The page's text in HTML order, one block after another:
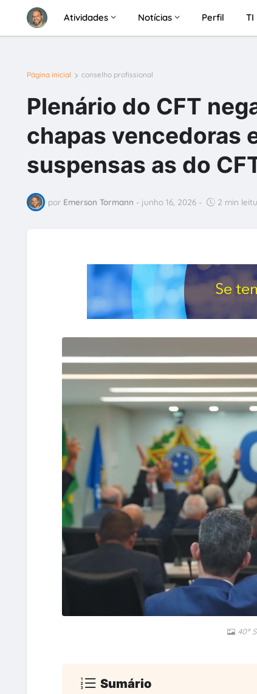
Atividades Notícias Perfil TI
Página inicial conselho profissional
Plenário do CFT
chapas vencedoras
suspensas as do
por Emerson Tormann - junho 16, 2026 - 2 min
40ª
Sumário